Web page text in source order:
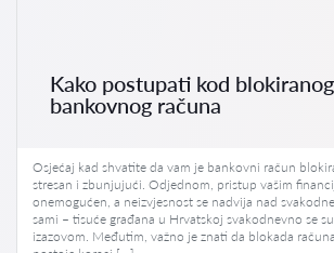
Kako postupati kod blokiranog
bankovnog računa
Osjećaj kad shvatite da vam je bankovni račun
stresan i zbunjujući. Odjednom, pristup vašim
onemogućen, a neizvjesnost se nadvija nad
sami – tisuće građana u Hrvatskoj svakodnevno se
izazovom. Međutim, važno je znati da blokada